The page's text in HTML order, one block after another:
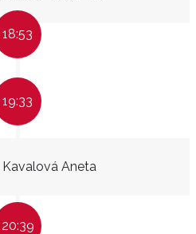
18:53
19:33
Kavalová Aneta
20:39